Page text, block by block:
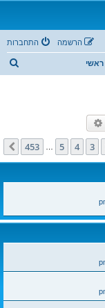
התחברות הרשמה
ראשי
ח
3
4
5
453 הבא